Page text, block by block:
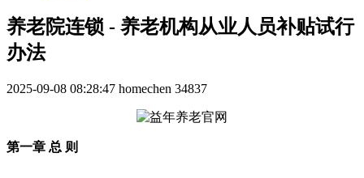
养老院连锁 - 养老机构从业人员补贴试行
办法
2025-09-08 08:28:47 homechen 34837
第一章 总 则